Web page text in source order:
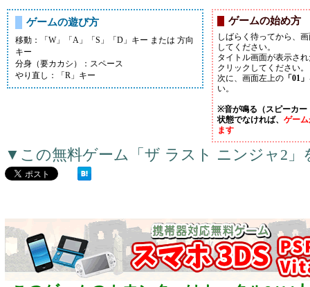
ゲームの遊び方
移動：「W」「A」「S」「D」キー または 方向
キー
分身（要カカシ）：スペース
やり直し：「R」キー
ゲームの始め方
しばらく待ってから、
してください。
タイトル画面が表示さ
クリックしてください。
次に、画面左上の 「01」
い。
※音が鳴る（スピーカー
状態でなければ、 ゲー
ます
▼この無料ゲーム「ザ ラスト ニンジャ2」